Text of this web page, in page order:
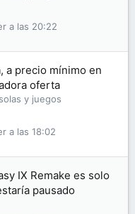
a las 20:22
a precio mínimo en
oferta
y juegos
a las 18:02
IX Remake es solo
pausado